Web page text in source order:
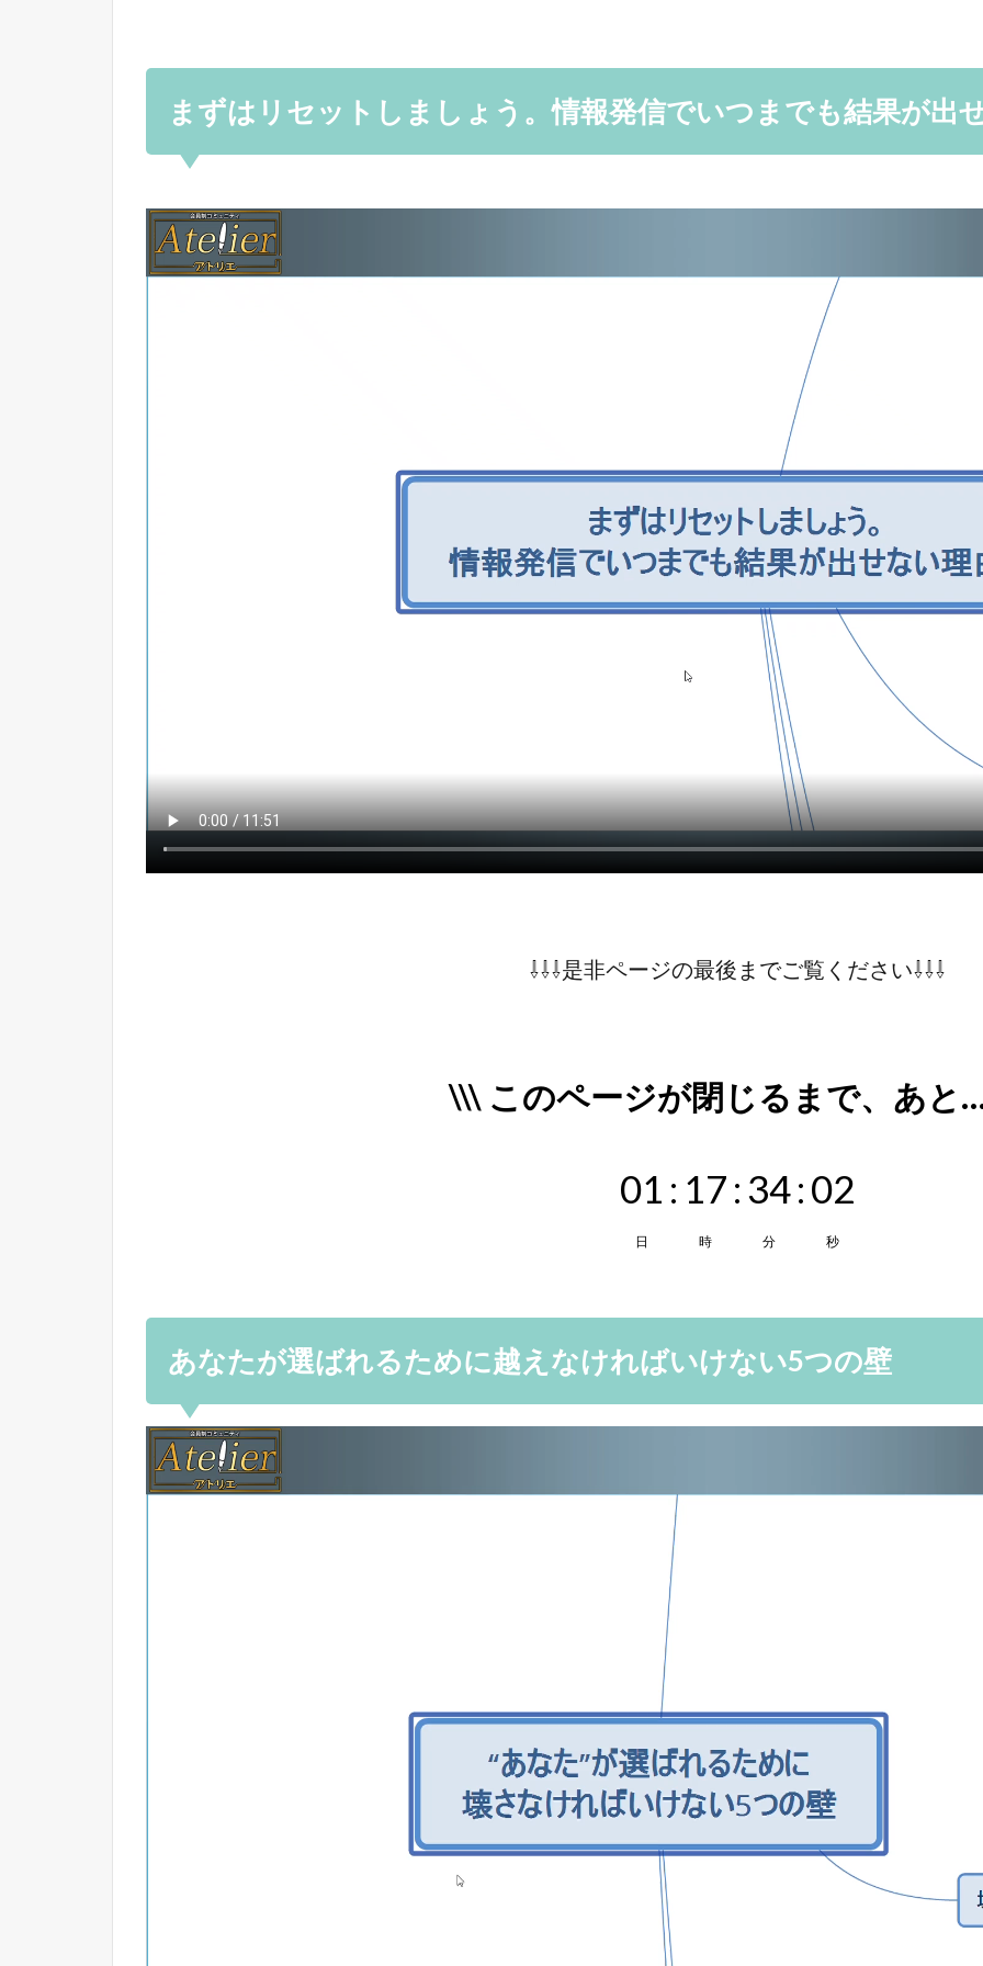
まずはリセットしましょう。情報発信でいつまでも結果が出
⇩⇩⇩是非ページの最後までご覧ください⇩⇩⇩
\\\ このページが閉じるまで、あと
01
日
: 17
時
:34
分
:01
秒
あなたが選ばれるために越えなければいけない5つの壁